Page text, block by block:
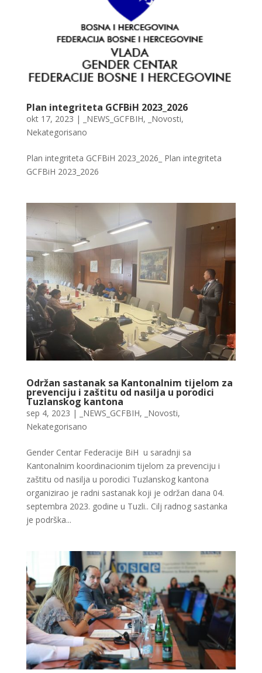
Plan integriteta GCFBiH 2023_2026
okt 17, 2023 | _NEWS_GCFBIH, _Novosti,
Nekategorisano
Plan integriteta GCFBiH 2023_2026_ Plan integriteta
GCFBiH 2023_2026
Održan sastanak sa Kantonalnim tijelom za
prevenciju i zaštitu od nasilja u porodici
Tuzlanskog kantona
sep 4, 2023 | _NEWS_GCFBIH, _Novosti,
Nekategorisano
Gender Centar Federacije BiH u saradnji sa
Kantonalnim koordinacionim tijelom za prevenciju i
zaštitu od nasilja u porodici Tuzlanskog kantona
organizirao je radni sastanak koji je održan dana 04.
septembra 2023. godine u Tuzli.. Cilj radnog sastanka
je podrška...